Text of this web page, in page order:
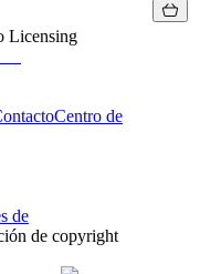
Licensing
Centro de
de
de copyright